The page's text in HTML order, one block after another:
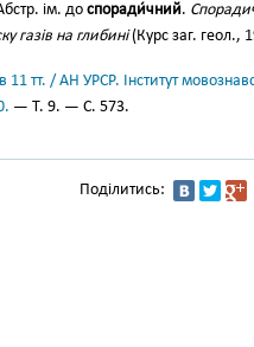
ім. доспоради́чний.
газів на глибині(Курс заг. геол.,
11 тт. / АН УРСР. Інститут
— Т. 9. — С. 573.
Поділитись: